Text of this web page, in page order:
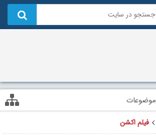
موضوعات
فیلم اکشن